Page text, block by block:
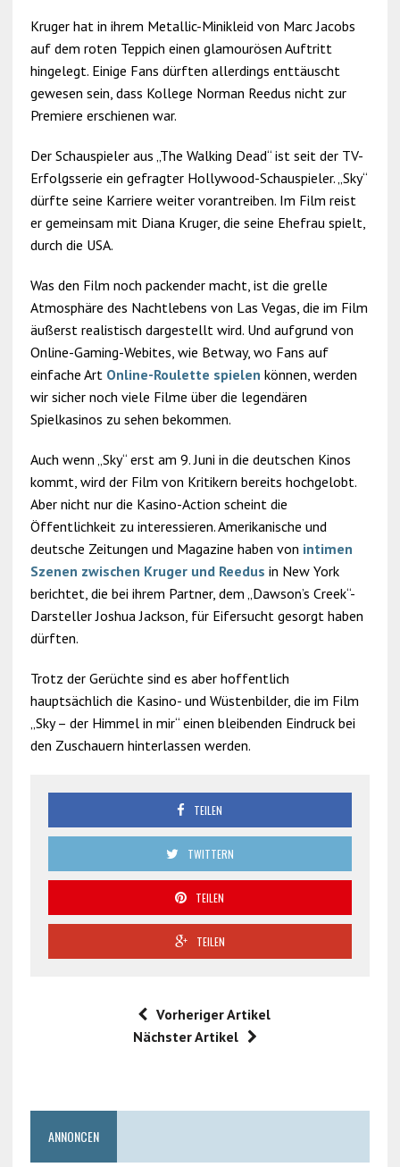
Kruger hat in ihrem Metallic-Minikleid von Marc Jacobs
auf dem roten Teppich einen glamourösen Auftritt
hingelegt. Einige Fans dürften allerdings enttäuscht
gewesen sein, dass Kollege Norman Reedus nicht zur
Premiere erschienen war.
Der Schauspieler aus „The Walking Dead“ ist seit der TV-
Erfolgsserie ein gefragter Hollywood-Schauspieler. „Sky“
dürfte seine Karriere weiter vorantreiben. Im Film reist
er gemeinsam mit Diana Kruger, die seine Ehefrau spielt,
durch die USA.
Was den Film noch packender macht, ist die grelle
Atmosphäre des Nachtlebens von Las Vegas, die im Film
äußerst realistisch dargestellt wird. Und aufgrund von
Online-Gaming-Webites, wie Betway, wo Fans auf
einfache Art Online-Roulette spielen können, werden
wir sicher noch viele Filme über die legendären
Spielkasinos zu sehen bekommen.
Auch wenn „Sky“ erst am 9. Juni in die deutschen Kinos
kommt, wird der Film von Kritikern bereits hochgelobt.
Aber nicht nur die Kasino-Action scheint die
Öffentlichkeit zu interessieren. Amerikanische und
deutsche Zeitungen und Magazine haben von intimen
Szenen zwischen Kruger und Reedus in New York
berichtet, die bei ihrem Partner, dem „Dawson’s Creek“-
Darsteller Joshua Jackson, für Eifersucht gesorgt haben
dürften.
Trotz der Gerüchte sind es aber hoffentlich
hauptsächlich die Kasino- und Wüstenbilder, die im Film
„Sky – der Himmel in mir“ einen bleibenden Eindruck bei
den Zuschauern hinterlassen werden.
TEILEN
TWITTERN
TEILEN
TEILEN
Vorheriger Artikel
Nächster Artikel
ANNONCEN